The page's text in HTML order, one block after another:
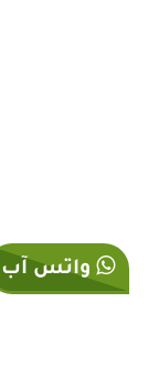
واتس آب